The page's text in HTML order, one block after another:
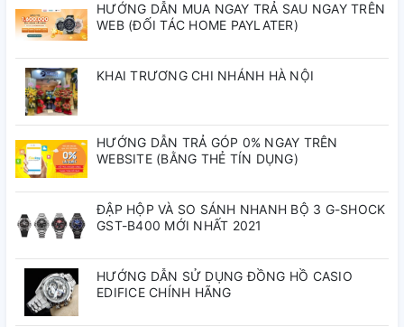
HƯỚNG DẪN MUA NGAY TRẢ SAU NGAY TRÊN
WEB (ĐỐI TÁC HOME PAYLATER)
KHAI TRƯƠNG CHI NHÁNH HÀ NỘI
HƯỚNG DẪN TRẢ GÓP 0% NGAY TRÊN
WEBSITE (BẰNG THẺ TÍN DỤNG)
ĐẬP HỘP VÀ SO SÁNH NHANH BỘ 3 G-SHOCK
GST-B400 MỚI NHẤT 2021
HƯỚNG DẪN SỬ DỤNG ĐỒNG HỒ CASIO
EDIFICE CHÍNH HÃNG